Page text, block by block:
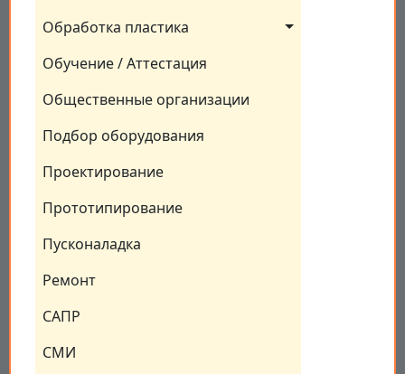
Обработка пластика
Обучение / Аттестация
Общественные организации
Подбор оборудования
Проектирование
Прототипирование
Пусконаладка
Ремонт
САПР
СМИ